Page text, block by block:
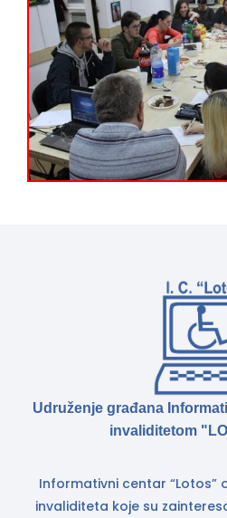
Udruženje građana
invaliditetom
Informativni centar “Lotos”
invaliditeta koje su